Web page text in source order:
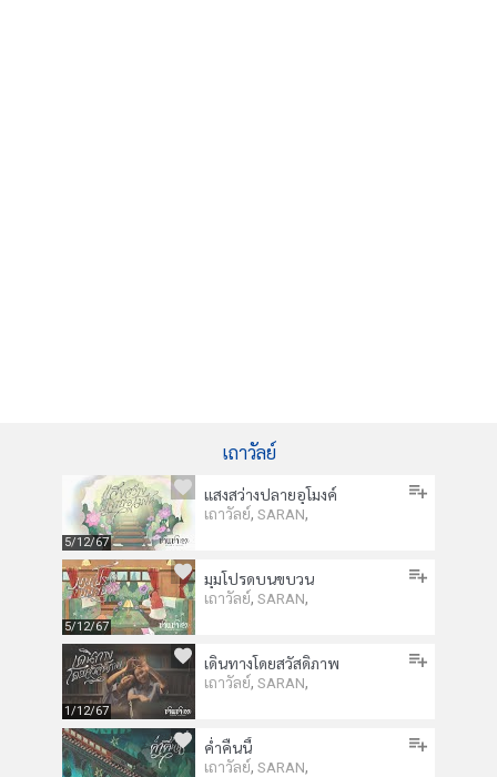
เถาวัลย์
แสงสว่างปลายอุโมงค์
เถาวัลย์, SARAN,
5/12/67
มุมโปรดบนขบวน
เถาวัลย์, SARAN,
5/12/67
เดินทางโดยสวัสดิภาพ
เถาวัลย์, SARAN,
1/12/67
ค่ำคืนนี้
เถาวัลย์, SARAN,